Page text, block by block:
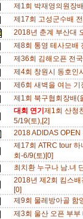
제1회 박재영의원장
제17회 고성군수배
2018년 춘계 부산대
제8회 통영 테사모배
제36회 김해오픈 전
제4회 창원시 동호인
제6회 새벽을 여는
제1회 북구협회장배
대회 연기 제1회 산청
5/19(토),[2]
2018 ADIDAS
제17회 ATRC tour
회-6/9(토)[0]
최치환 누구나 남.녀
2018년 제2회 킴스
[0]
제9회 물레방아골 함
제3회 울산 오픈 부